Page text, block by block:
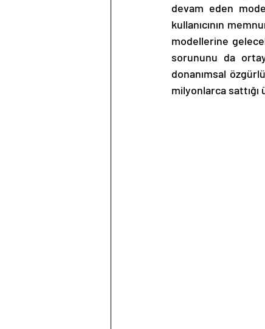
devam eden
kullanıcının
modellerine
sorununu da
donanımsal
milyonlarca